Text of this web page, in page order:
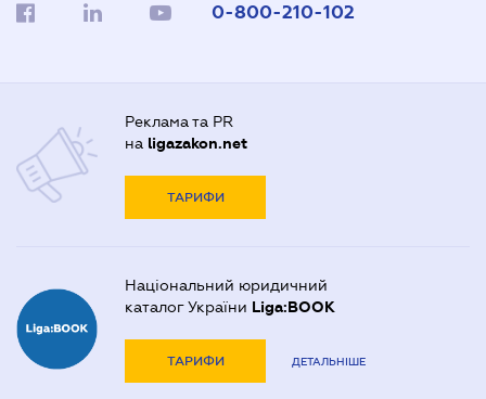
0-800-210-102
Реклама та PR
на ligazakon.net
ТАРИФИ
Національний юридичний
каталог України Liga:BOOK
ТАРИФИ ДЕТАЛЬНІШЕ